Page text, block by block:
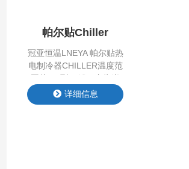
帕尔贴Chiller
冠亚恒温LNEYA 帕尔贴热
电制冷器CHILLER温度范
围从-20到90℃，专为半
导体行业度身定制； 基于
经过实践验证的帕尔贴热
详细信息